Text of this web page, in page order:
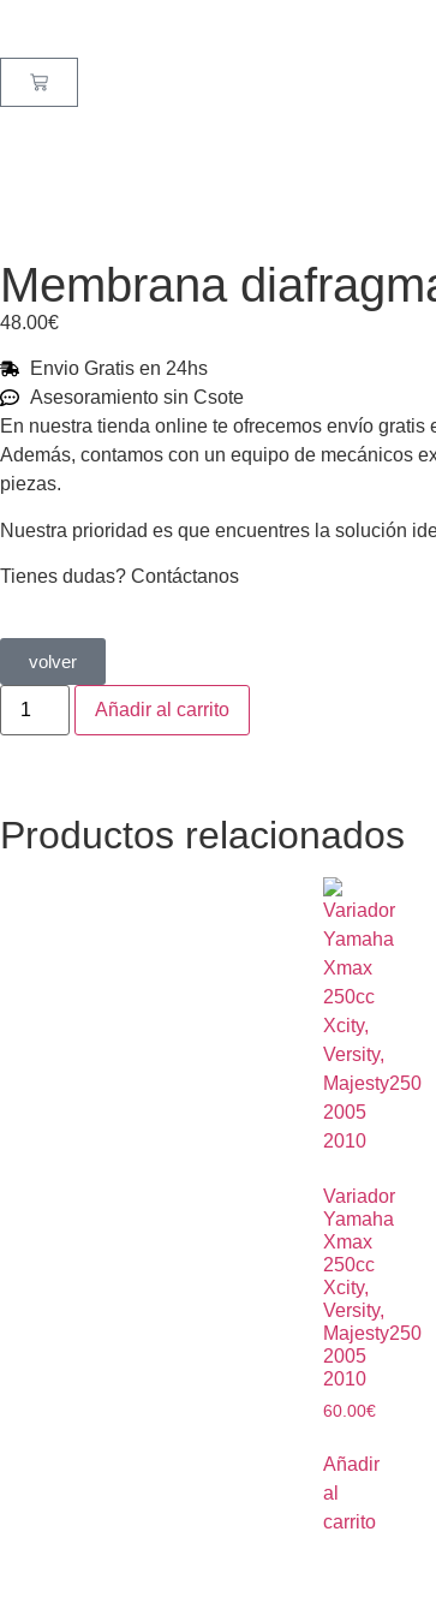
Membrana
48.00€
Envio Gratis en 24hs
Asesoramiento sin Csote
En nuestra tienda online te ofrecemos envío
Además, contamos con un equipo de mecánicos
piezas.
Nuestra prioridad es que encuentres la solución
Tienes dudas? Contáctanos
volver
Añadir al carrito
Productos relacionados
Variador
Yamaha
Xmax
250cc
Xcity,
Versity,
Majesty250
2005
2010
60.00€
Añadir
al
carrito